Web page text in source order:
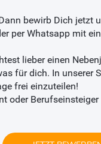
bewirb Dich jetzt
per Whatsapp mit
lieber einen
für dich. In unserer
frei einzuteilen!
oder